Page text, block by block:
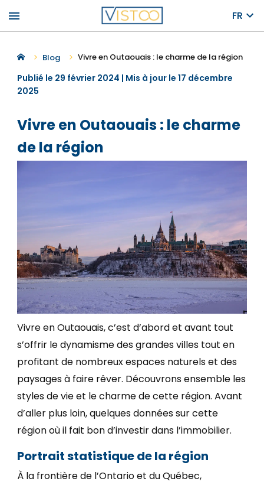
menu FR
Blog Vivre en Outaouais : le charme de la région
Publié le 29 février 2024 | Mis à jour le 17 décembre
2025
Vivre en Outaouais : le charme
de la région
Vivre en Outaouais, c’est d’abord et avant tout
s’offrir le dynamisme des grandes villes tout en
profitant de nombreux espaces naturels et des
paysages à faire rêver. Découvrons ensemble les
styles de vie et le charme de cette région. Avant
d’aller plus loin, quelques données sur cette
région où il fait bon d’investir dans l’immobilier.
Portrait statistique de la région
À la frontière de l’Ontario et du Québec,